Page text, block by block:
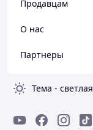
Продавцам
О нас
Партнеры
Тема - светлая